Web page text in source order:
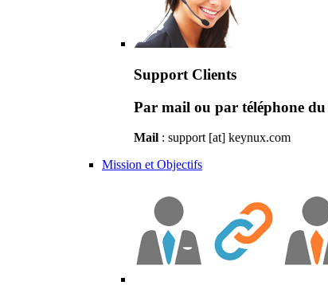
Support Clients
Par mail ou par téléphone
Mail : support [at] keynux.com
Mission et Objectifs